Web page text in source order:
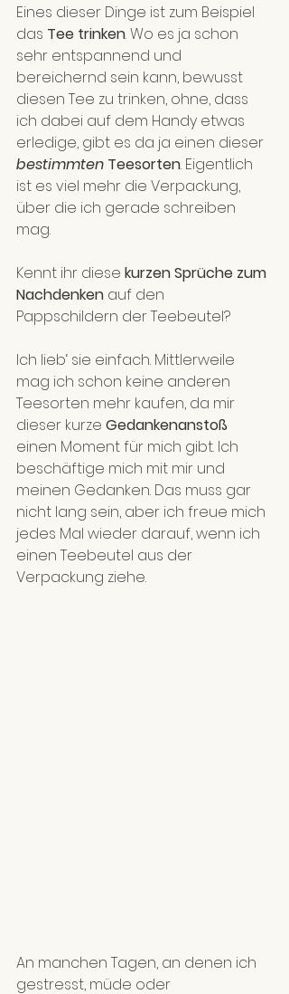
Eines dieser Dinge ist zum Beispiel
das Tee trinken. Wo es ja schon
sehr entspannend und
bereichernd sein kann, bewusst
diesen Tee zu trinken, ohne, dass
ich dabei auf dem Handy etwas
erledige, gibt es da ja einen dieser
bestimmten Teesorten. Eigentlich
ist es viel mehr die Verpackung,
über die ich gerade schreiben
mag.
Kennt ihr diese kurzen Sprüche zum
Nachdenken auf den
Pappschildern der Teebeutel?
Ich lieb‘ sie einfach. Mittlerweile
mag ich schon keine anderen
Teesorten mehr kaufen, da mir
dieser kurze Gedankenanstoß
einen Moment für mich gibt. Ich
beschäftige mich mit mir und
meinen Gedanken. Das muss gar
nicht lang sein, aber ich freue mich
jedes Mal wieder darauf, wenn ich
einen Teebeutel aus der
Verpackung ziehe.
An manchen Tagen, an denen ich
gestresst, müde oder